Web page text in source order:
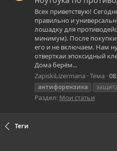
Всех приветствую!
правильно и
лошадку для
минимум). После покупки
его и не включаем. Нам
отверткаи эпоксидный
Дома берём...
ZapiskiLizermana Тема
антифорензика
Раздел: Мои статьи
Теги